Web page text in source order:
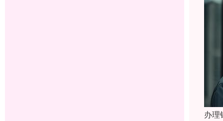
办理